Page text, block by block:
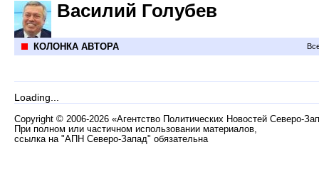
Василий Голубев
КОЛОНКА АВТОРА
Loading...
Copyright © 2006-2026 «Агентство Политических Новостей Северо-
При полном или частичном использовании материалов,
ссылка на "АПН Северо-Запад" обязательна